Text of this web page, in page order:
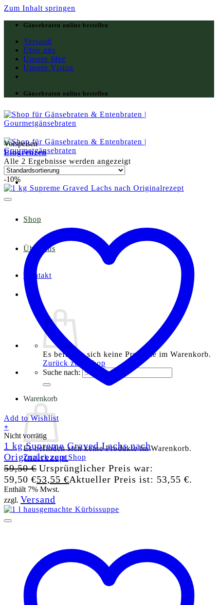
Zum Inhalt springen
Gänsebraten online bestellen
Versand
Über uns
Unsere Idee
Unsere Vision
Gänsebraten online bestellen
Shop
Über uns
Kontakt
Es befinden sich keine Produkte im Warenkorb.
Zurück zum Shop
Suche nach:
Warenkorb
Es befinden sich keine Produkte im Warenkorb.
Zurück zum Shop
Vorspeisen
Eingrenzen
Alle 2 Ergebnisse werden angezeigt
-10%
Add to Wishlist
+
Nicht vorrätig
1 kg Supreme Graved Lachs nach
Originalrezept
59,50€ Ursprünglicher Preis war:
59,50 €53,55 €Aktueller Preis ist: 53,55 €.
Enthält 7% Mwst.
zzgl. Versand